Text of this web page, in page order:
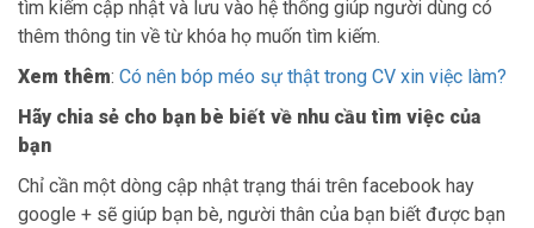
tìm kiếm cập nhật và lưu vào hệ thống giúp người dùng có
thêm thông tin về từ khóa họ muốn tìm kiếm.
Xem thêm: Có nên bóp méo sự thật trong CV xin việc làm?
Hãy chia sẻ cho bạn bè biết về nhu cầu tìm việc của
bạn
Chỉ cần một dòng cập nhật trạng thái trên facebook hay
google + sẽ giúp bạn bè, người thân của bạn biết được bạn